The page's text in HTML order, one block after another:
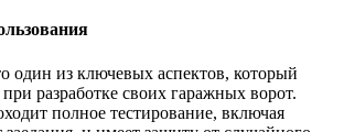
один из ключевых аспектов, который
разработке своих гаражных ворот.
полное тестирование, включая